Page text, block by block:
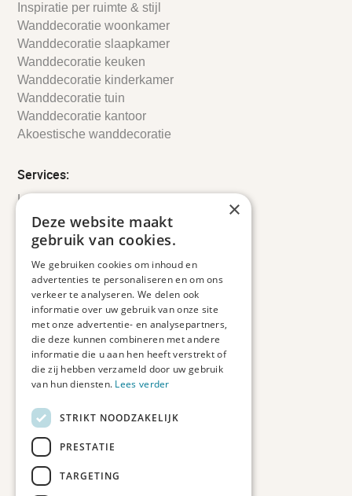
Inspiratie per ruimte & stijl
Wanddecoratie woonkamer
Wanddecoratie slaapkamer
Wanddecoratie keuken
Wanddecoratie kinderkamer
Wanddecoratie tuin
Wanddecoratie kantoor
Akoestische wanddecoratie
Services:
Leveringsinformatie
Retourbeleid
Informatie
Veelgestelde vragen
Duurzaam ondernemen
Contact informatie
Etienne de Pinedaweg 34
3711 CH, Austerlitz
Nederland
info@fotoprintxl.nl
0343 78 58 00
KVK: 81960263
BTW: NL002708709B23
×
Deze website maakt
gebruik van cookies.
We gebruiken cookies om inhoud en
advertenties te personaliseren en om ons
verkeer te analyseren. We delen ook
informatie over uw gebruik van onze site
met onze advertentie- en analysepartners,
die deze kunnen combineren met andere
informatie die u aan hen heeft verstrekt of
die zij hebben verzameld door uw gebruik
van hun diensten. Lees verder
STRIKT NOODZAKELIJK
PRESTATIE
TARGETING